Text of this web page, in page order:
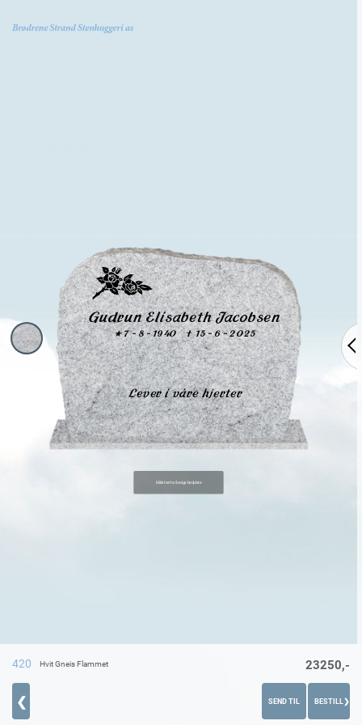
Gudrun Elisabeth Jacobsen
7 - 8 - 1940 15 - 6 - 2025
Lever i våre hjerter
❮
420 Hvit Gneis Flammet 23250,-
SEND TIL BESTILL❯